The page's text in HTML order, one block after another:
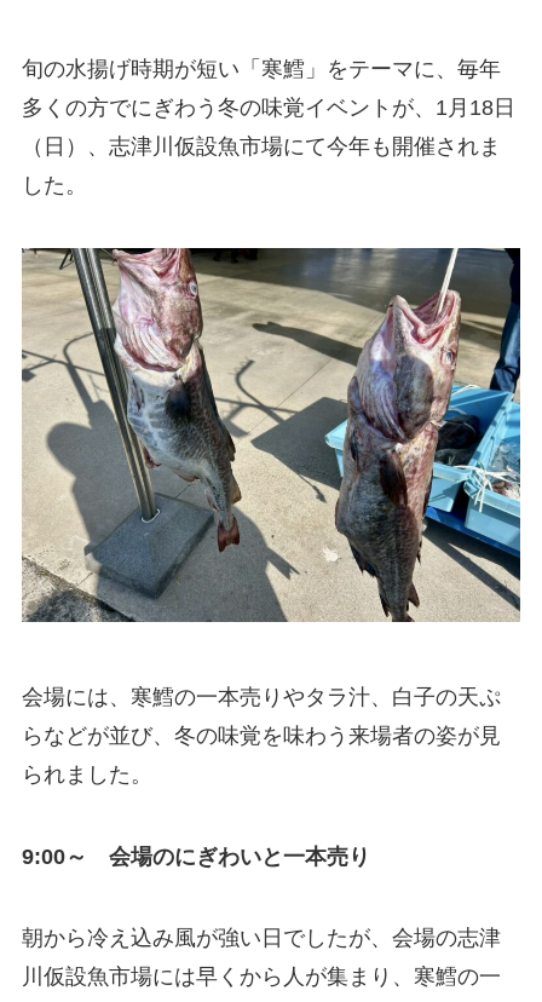
旬の水揚げ時期が短い「寒鱈」をテーマに、毎年
多くの方でにぎわう冬の味覚イベントが、1月18日
（日）、志津川仮設魚市場にて今年も開催されま
した。
会場には、寒鱈の一本売りやタラ汁、白子の天ぷ
らなどが並び、冬の味覚を味わう来場者の姿が見
られました。
9:00～ 会場のにぎわいと一本売り
朝から冷え込み風が強い日でしたが、会場の志津
川仮設魚市場には早くから人が集まり、寒鱈の一